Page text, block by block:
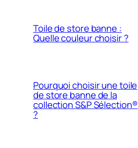
Toile de store banne :
Quelle couleur choisir ?
Pourquoi choisir une toile
de store banne de la
collection S&P Sélection®
?